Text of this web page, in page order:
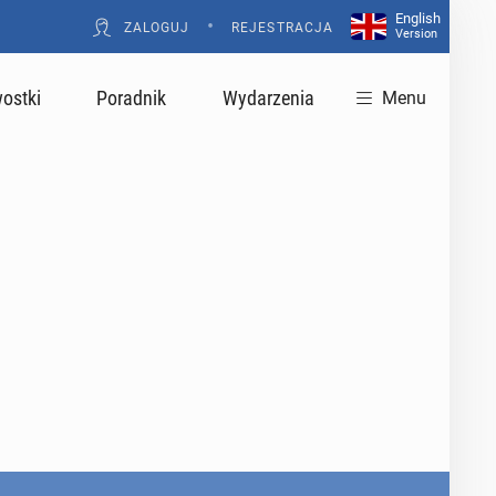
ZALOGUJ • REJESTRACJA
English
Version
Poradnik Wydarzenia Menu